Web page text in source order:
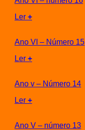
Ler +
Ano VI – Número 15
Ler +
Ano v – Número 14
Ler +
Ano V – número 13